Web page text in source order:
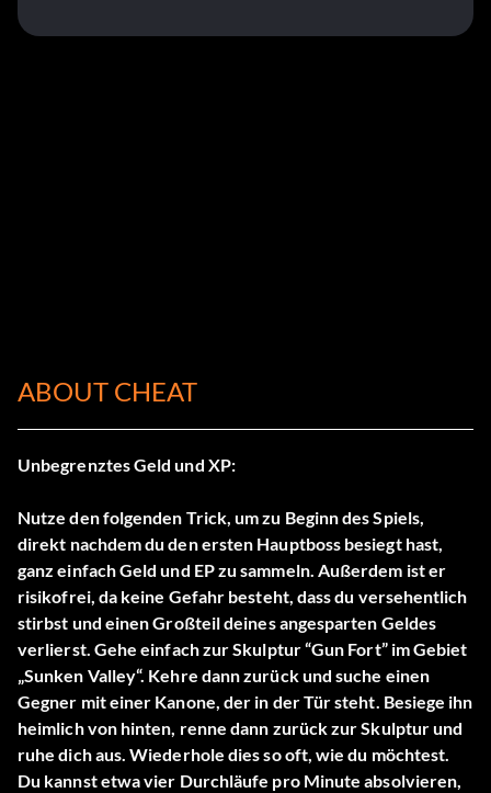
ABOUT CHEAT
Unbegrenztes Geld und XP:
Nutze den folgenden Trick, um zu Beginn des Spiels,
direkt nachdem du den ersten Hauptboss besiegt hast,
ganz einfach Geld und EP zu sammeln. Außerdem ist er
risikofrei, da keine Gefahr besteht, dass du versehentlich
stirbst und einen Großteil deines angesparten Geldes
verlierst. Gehe einfach zur Skulptur “Gun Fort” im Gebiet
„Sunken Valley“. Kehre dann zurück und suche einen
Gegner mit einer Kanone, der in der Tür steht. Besiege ihn
heimlich von hinten, renne dann zurück zur Skulptur und
ruhe dich aus. Wiederhole dies so oft, wie du möchtest.
Du kannst etwa vier Durchläufe pro Minute absolvieren,